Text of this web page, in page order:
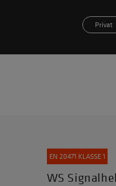
Privat
EN 20471 KLASSE 1
WS